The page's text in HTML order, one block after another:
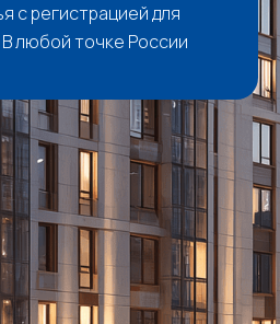
с регистрацией для
В любой точке России